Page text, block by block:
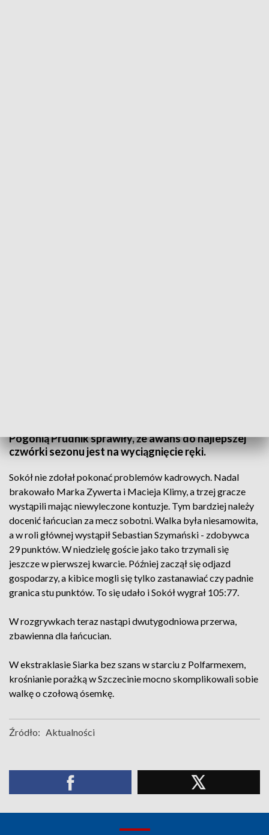
Pogonią Prudnik sprawiły, że awans do najlepszej
czwórki sezonu jest na wyciągnięcie ręki.
Sokół nie zdołał pokonać problemów kadrowych. Nadal
brakowało Marka Zywerta i Macieja Klimy, a trzej gracze
wystąpili mając niewyleczone kontuzje. Tym bardziej należy
docenić łańcucian za mecz sobotni. Walka była niesamowita,
a w roli głównej wystąpił Sebastian Szymański - zdobywca
29 punktów. W niedzielę goście jako tako trzymali się
jeszcze w pierwszej kwarcie. Później zaczął się odjazd
gospodarzy, a kibice mogli się tylko zastanawiać czy padnie
granica stu punktów. To się udało i Sokół wygrał 105:77.
W rozgrywkach teraz nastąpi dwutygodniowa przerwa,
zbawienna dla łańcucian.
W ekstraklasie Siarka bez szans w starciu z Polfarmexem,
krośnianie porażką w Szczecinie mocno skomplikowali sobie
walkę o czołową ósemkę.
Źródło: Aktualności